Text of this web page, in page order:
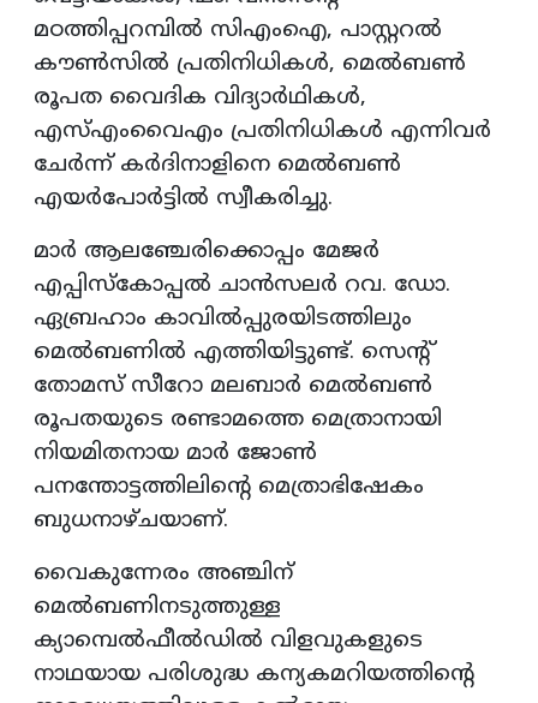
മഠത്തിപ്പറമ്പില്‍ സിഎംഐ, പാസ്റ്ററല്‍
കൗണ്‍സില്‍ പ്രതിനിധികള്‍, മെല്‍ബണ്‍
രൂപത വൈദിക വിദ്യാര്‍ഥികള്‍,
എസ്എംവൈഎം പ്രതിനിധികള്‍ എന്നിവര്‍
ചേര്‍ന്ന് കര്‍ദിനാളിനെ മെല്‍ബണ്‍
എയര്‍പോര്‍ട്ടില്‍ സ്വീകരിച്ചു.
മാര്‍ ആലഞ്ചേരിക്കൊപ്പം മേജര്‍
എപ്പിസ്‌കോപ്പല്‍ ചാന്‍സലര്‍ റവ. ഡോ.
ഏബ്രഹാം കാവില്‍പ്പുരയിടത്തിലും
മെല്‍ബണില്‍ എത്തിയിട്ടുണ്ട്. സെന്റ്
തോമസ് സീറോ മലബാര്‍ മെല്‍ബണ്‍
രൂപതയുടെ രണ്ടാമത്തെ മെത്രാനായി
നിയമിതനായ മാര്‍ ജോണ്‍
പനന്തോട്ടത്തിലിന്റെ മെത്രാഭിഷേകം
ബുധനാഴ്ചയാണ്.
വൈകുന്നേരം അഞ്ചിന്
മെല്‍ബണിനടുത്തുള്ള
ക്യാമ്പെല്‍ഫീല്‍ഡില്‍ വിളവുകളുടെ
നാഥയായ പരിശുദ്ധ കന്യകമറിയത്തിന്റെ